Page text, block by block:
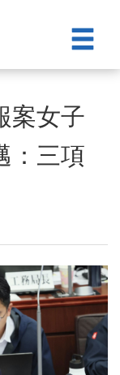
案女子
：三項